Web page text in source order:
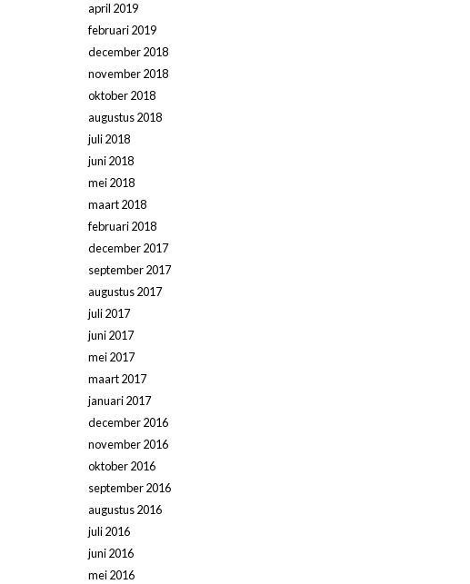
april 2019
februari 2019
december 2018
november 2018
oktober 2018
augustus 2018
juli 2018
juni 2018
mei 2018
maart 2018
februari 2018
december 2017
september 2017
augustus 2017
juli 2017
juni 2017
mei 2017
maart 2017
januari 2017
december 2016
november 2016
oktober 2016
september 2016
augustus 2016
juli 2016
juni 2016
mei 2016